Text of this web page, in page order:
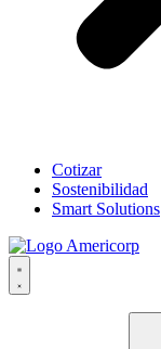
Cotizar
Sostenibilidad
Smart Solutions